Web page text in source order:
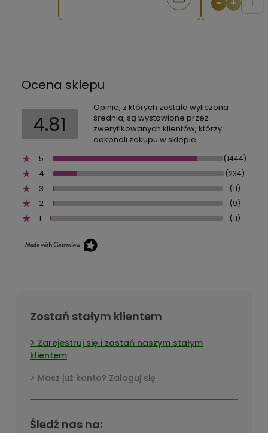
o
Ocena sklepu
4.81
Opinie, z których została wyliczona
średnia, są wystawione przez
zweryfikowanych klientów, którzy
dokonali zakupu w sklepie.
5
(1444)
4 (234)
3 (11)
2 (9)
1 (11)
Zostań stałym klientem
Zarejestruj się i zostań naszym stałym
klientem
Masz już konto? Zaloguj się
Śledź nas na: